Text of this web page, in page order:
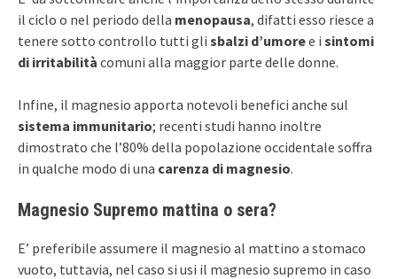
il ciclo o nel periodo della menopausa, difatti esso riesce a
tenere sotto controllo tutti gli sbalzi d’umoree i sintomi
di irritabilità comuni alla maggior parte delle donne.
Infine, il magnesio apporta notevoli benefici anche sul
sistema immunitario; recenti studi hanno inoltre
dimostrato che l’80% della popolazione occidentale soffra
in qualche modo di una carenza di magnesio.
Magnesio Supremo mattina o sera?
E’ preferibile assumere il magnesio al mattino a stomaco
vuoto, tuttavia, nel caso si usi il magnesio supremo in caso